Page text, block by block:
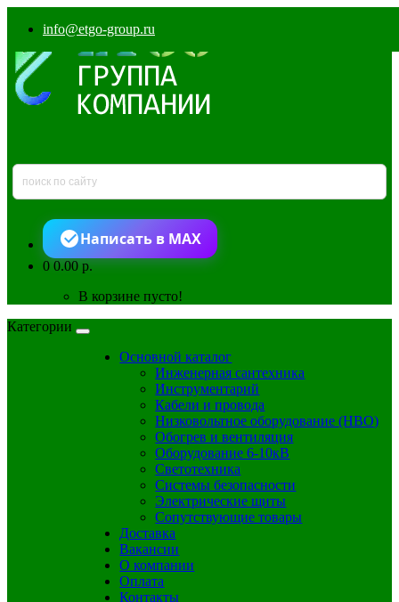
info@etgo-group.ru
Написать в MAX
00.00 р.
В корзине пусто!
Категории
Основной каталог
Инженерная сантехника
Инструментарий
Кабели и провода
Низковольтное оборудование (НВО)
Обогрев и вентиляция
Оборудование 6-10кВ
Светотехника
Системы безопасности
Электрические щиты
Сопутствующие товары
Доставка
Вакансии
О компании
Оплата
Контакты